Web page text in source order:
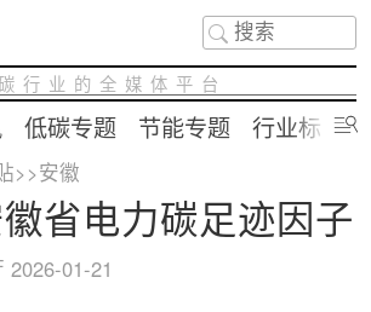
行业的全媒体平台
低碳专题 节能专题 行业标准
>>安徽
省电力碳足迹因子
2026-01-21